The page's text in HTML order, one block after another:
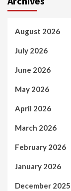
August 2026
July 2026
June 2026
May 2026
April 2026
March 2026
February 2026
January 2026
December 2025